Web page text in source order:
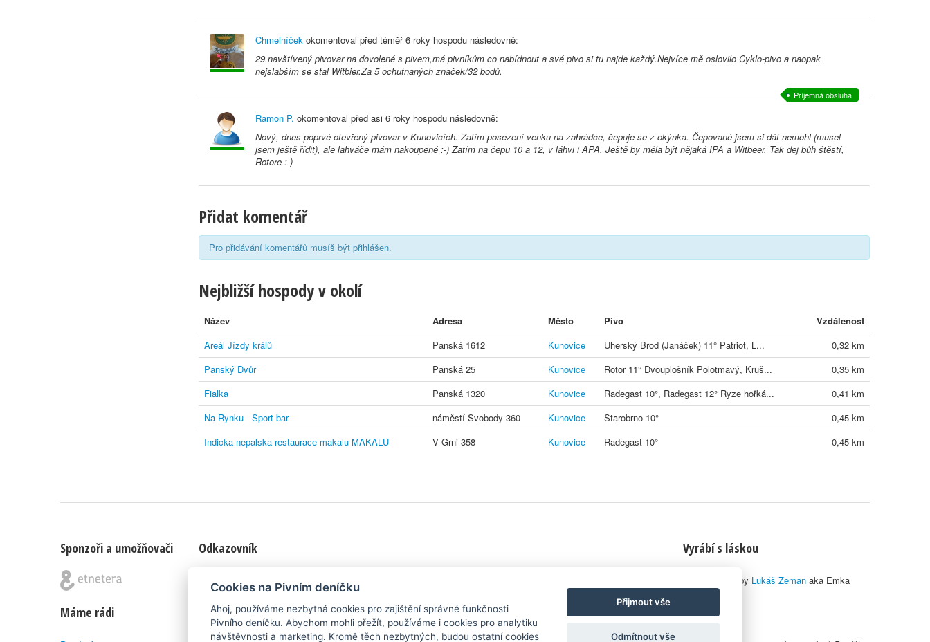
Chmelníček okomentoval před téměř 6 roky hospodu následovně:
29.navštívený pivovar na dovolené s pivem,má pivníkům co nabídnout a své pivo si tu najde každý.Nejvíce mě oslovilo Cyklo-pivo a naopak
nejslabším se stal Witbier.Za 5 ochutnaných značek/32 bodů.
Příjemná obsluha
Ramon P. okomentoval před asi 6 roky hospodu následovně:
Nový, dnes poprvé otevřený pivovar v Kunovicích. Zatím posezení venku na zahrádce, čepuje se z okýnka. Čepované jsem si dát nemohl (musel
jsem ještě řídit), ale lahváče mám nakoupené :-) Zatím na čepu 10 a 12, v láhvi i APA. Ještě by měla být nějaká IPA a Witbeer. Tak dej bůh štěstí,
Rotore :-)
Přidat komentář
Pro přidávání komentářů musíš být přihlášen.
Nejbližší hospody v okolí
Název Adresa Město Pivo
Vzdálenost
Areál Jízdy králů
Panská 1612 Kunovice Uherský Brod (Janáček) 11° Patriot, L...
0,32 km
Panský Dvůr
Panská 25 Kunovice Rotor 11° Dvouplošník Polotmavý, Kruš...
0,35 km
Fialka
Panská 1320 Kunovice Radegast 10°, Radegast 12° Ryze hořká...
0,41 km
Na Rynku - Sport bar
náměstí Svobody 360 Kunovice Starobrno 10°
0,45 km
Indicka nepalska restaurace makalu MAKALU
V Grni 358 Kunovice Radegast 10° 0,45 km
Sponzoři a umožňovači Odkazovník
Blog Nápady & připomínky | Aplikace pro
Vyrábí s láskou
© 2010–2026 by Lukáš Zeman aka Emka
Máme rádi Poznámka pod čarou
Cookies na Pivním deníčku
Ahoj, používáme nezbytná cookies pro zajištění správné funkčnosti
Pivního deníčku. Abychom mohli přežít, používáme i cookies pro analytiku
návštěvnosti a marketing. Kromě těch nezbytných, budou ostatní cookies
Přijmout vše
Odmítnout vše